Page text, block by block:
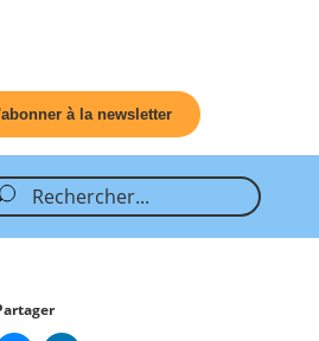
à la newsletter